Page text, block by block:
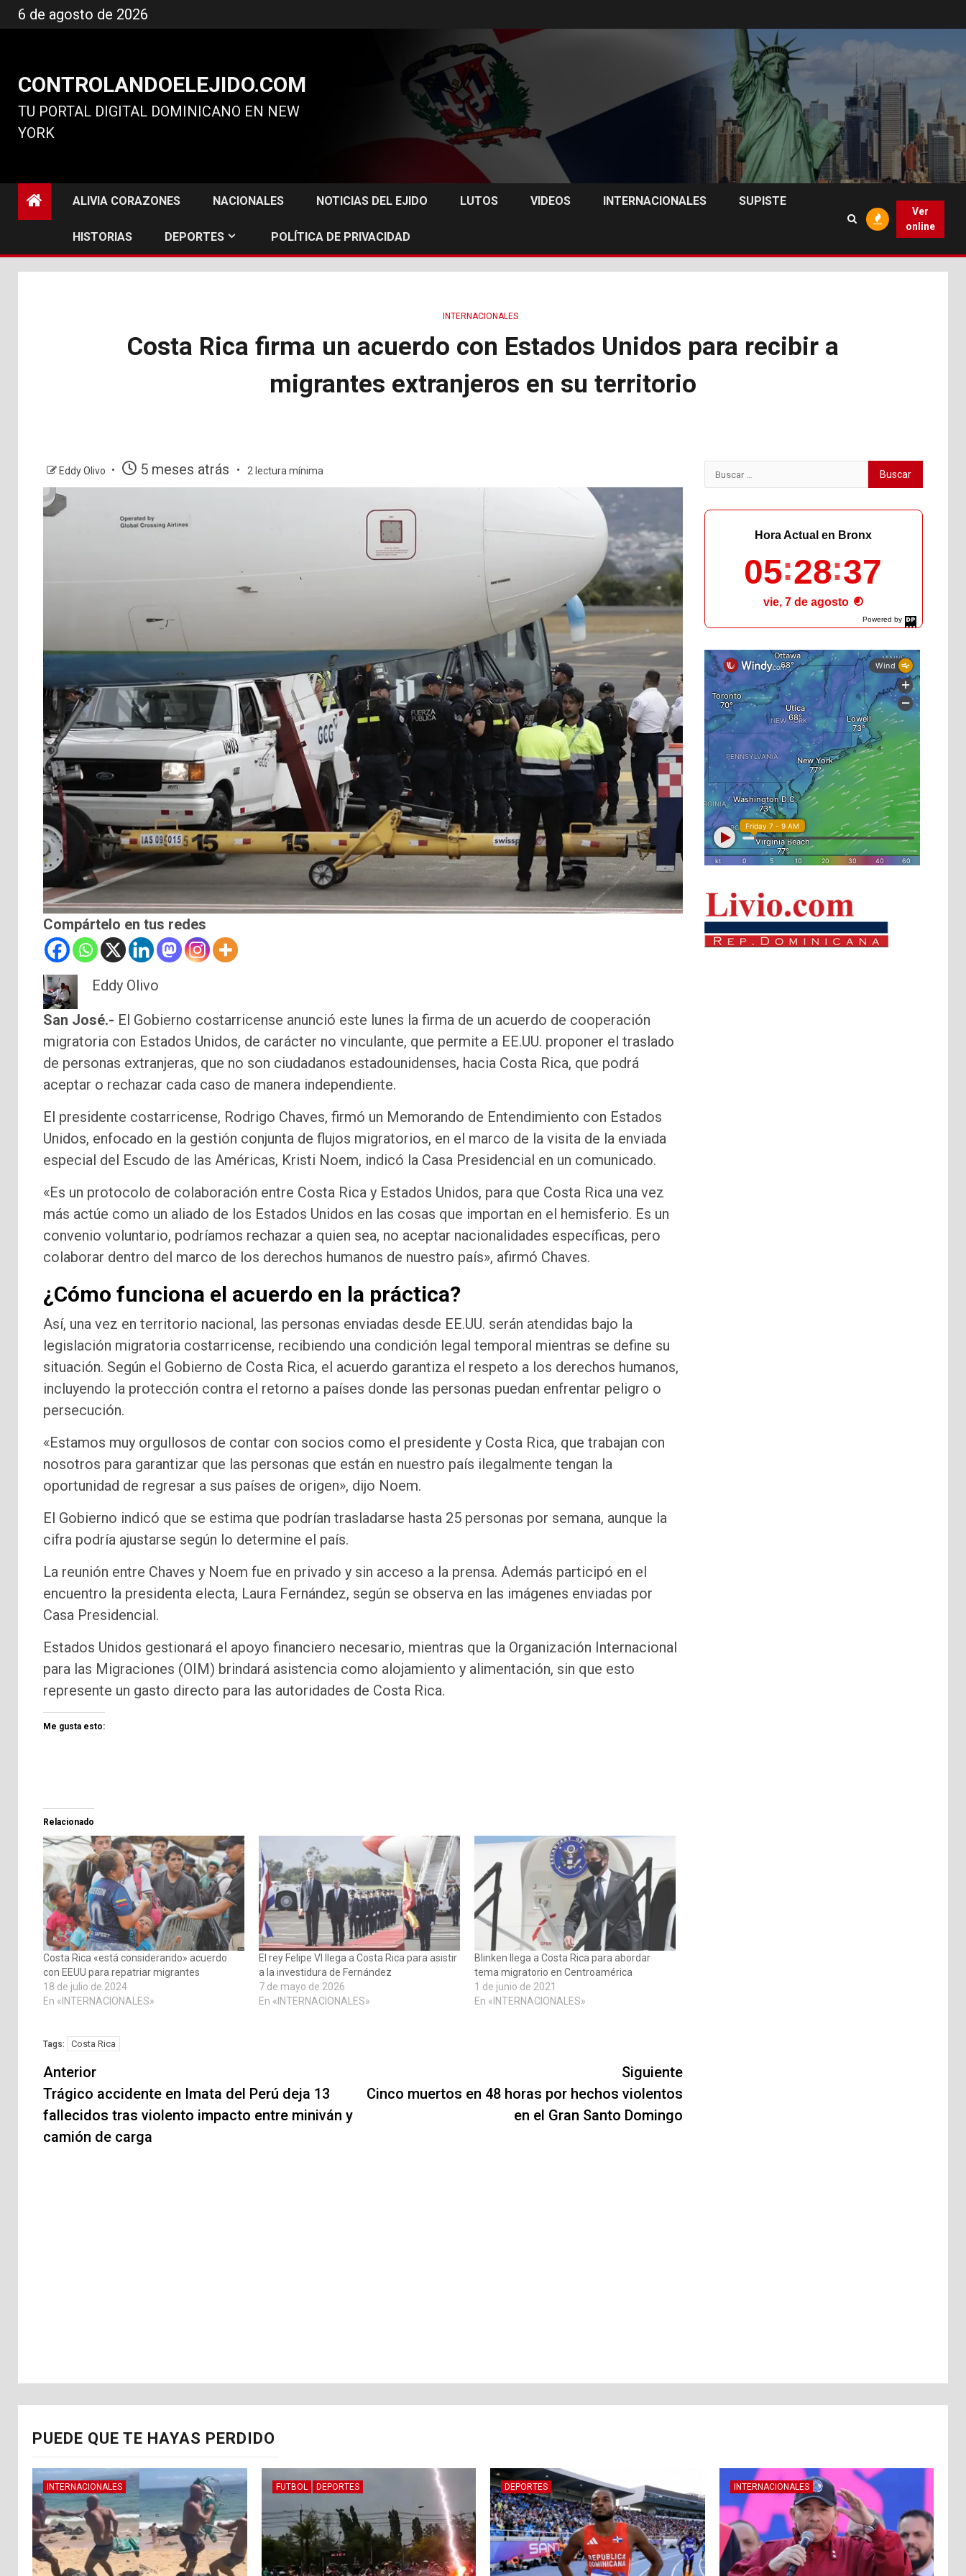
al
6 de agosto de 2026
CONTROLANDOELEJIDO.COM
TU PORTAL DIGITAL DOMINICANO EN NEW
YORK
ALIVIA CORAZONES NACIONALES NOTICIAS DEL EJIDO LUTOS VIDEOS INTERNACIONALES SUPISTE
HISTORIAS DEPORTES POLÍTICA DE PRIVACIDAD
Ver
online
INTERNACIONALES
Costa Rica firma un acuerdo con Estados Unidos para recibir a
migrantes extranjeros en su territorio
Eddy Olivo 5 meses atrás 2 lectura mínima
Compártelo en tus redes
Eddy Olivo
San José.- El Gobierno costarricense anunció este lunes la firma de un acuerdo de cooperación
migratoria con Estados Unidos, de carácter no vinculante, que permite a EE.UU. proponer el traslado
de personas extranjeras, que no son ciudadanos estadounidenses, hacia Costa Rica, que podrá
aceptar o rechazar cada caso de manera independiente.
El presidente costarricense, Rodrigo Chaves, firmó un Memorando de Entendimiento con Estados
Unidos, enfocado en la gestión conjunta de flujos migratorios, en el marco de la visita de la enviada
especial del Escudo de las Américas, Kristi Noem, indicó la Casa Presidencial en un comunicado.
«Es un protocolo de colaboración entre Costa Rica y Estados Unidos, para que Costa Rica una vez
más actúe como un aliado de los Estados Unidos en las cosas que importan en el hemisferio. Es un
convenio voluntario, podríamos rechazar a quien sea, no aceptar nacionalidades específicas, pero
colaborar dentro del marco de los derechos humanos de nuestro país», afirmó Chaves.
¿Cómo funciona el acuerdo en la práctica?
Así, una vez en territorio nacional, las personas enviadas desde EE.UU. serán atendidas bajo la
legislación migratoria costarricense, recibiendo una condición legal temporal mientras se define su
situación. Según el Gobierno de Costa Rica, el acuerdo garantiza el respeto a los derechos humanos,
incluyendo la protección contra el retorno a países donde las personas puedan enfrentar peligro o
persecución.
«Estamos muy orgullosos de contar con socios como el presidente y Costa Rica, que trabajan con
nosotros para garantizar que las personas que están en nuestro país ilegalmente tengan la
oportunidad de regresar a sus países de origen», dijo Noem.
El Gobierno indicó que se estima que podrían trasladarse hasta 25 personas por semana, aunque la
cifra podría ajustarse según lo determine el país.
La reunión entre Chaves y Noem fue en privado y sin acceso a la prensa. Además participó en el
encuentro la presidenta electa, Laura Fernández, según se observa en las imágenes enviadas por
Casa Presidencial.
Estados Unidos gestionará el apoyo financiero necesario, mientras que la Organización Internacional
para las Migraciones (OIM) brindará asistencia como alojamiento y alimentación, sin que esto
represente un gasto directo para las autoridades de Costa Rica.
Me gusta esto:
Relacionado
Costa Rica «está considerando» acuerdo
con EEUU para repatriar migrantes
18 de julio de 2024
En «INTERNACIONALES»
El rey Felipe VI llega a Costa Rica para asistir
a la investidura de Fernández
7 de mayo de 2026
En «INTERNACIONALES»
Blinken llega a Costa Rica para abordar
tema migratorio en Centroamérica
1 de junio de 2021
En «INTERNACIONALES»
Tags: Costa Rica
Navegación
de
entradas
Anterior
Trágico accidente en Imata del Perú deja 13
fallecidos tras violento impacto entre miniván y
camión de carga
Siguiente
Cinco muertos en 48 horas por hechos violentos
en el Gran Santo Domingo
Buscar:
Powered by
DaysPedia.com
Hora Actual en Bronx
05 28 38
vie, 7 de agosto
PUEDE QUE TE HAYAS PERDIDO
INTERNACIONALES FUTBOL DEPORTES DEPORTES INTERNACIONALES